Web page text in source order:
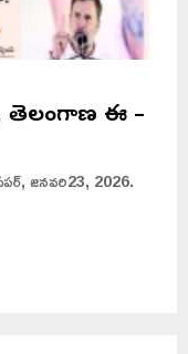
తెలంగాణ ఈ –
జనవరి23, 2026.